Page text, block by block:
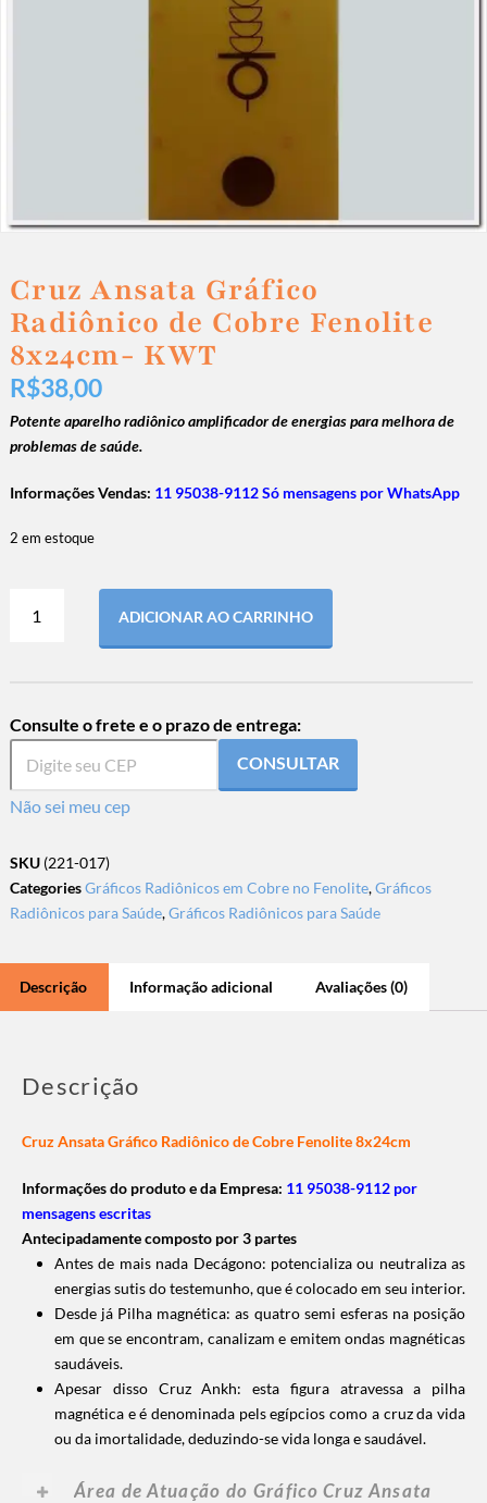
Cruz Ansata Gráfico
Radiônico de Cobre Fenolite
8x24cm- KWT
R$38,00
Potente aparelho radiônico amplificador de energias para melhora de
problemas de saúde.
Informações Vendas: 11 95038-9112 Só mensagens por WhatsApp
2 em estoque
ADICIONAR AO CARRINHO
Consulte o frete e o prazo de entrega:
CONSULTAR
Não sei meu cep
SKU (221-017)
CategoriesGráficos Radiônicos em Cobre no Fenolite,Gráficos
Radiônicos para Saúde,Gráficos Radiônicos para Saúde
Descrição Informação adicional Avaliações (0)
Descrição
Cruz Ansata Gráfico Radiônico de Cobre Fenolite 8x24cm
Informações do produto e da Empresa: 11 95038-9112 por
mensagens escritas
Antecipadamente composto por 3 partes
Antes de mais nada Decágono: potencializa ou neutraliza as
energias sutis do testemunho, que é colocado em seu interior.
Desde já Pilha magnética: as quatro semi esferas na posição
em que se encontram, canalizam e emitem ondas magnéticas
saudáveis.
Apesar disso Cruz Ankh: esta figura atravessa a pilha
magnética e é denominada pels egípcios como a cruz da vida
ou da imortalidade, deduzindo-se vida longa e saudável.
Área de Atuação do Gráfico Cruz Ansata